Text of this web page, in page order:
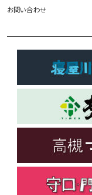
お問い合わせ